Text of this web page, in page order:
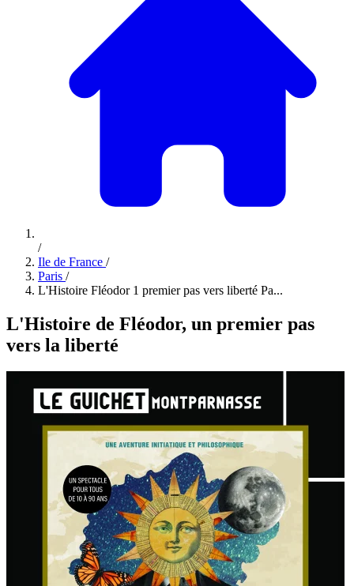
/
Ile de France /
Paris /
L'Histoire Fléodor 1 premier pas vers liberté Pa...
L'Histoire de Fléodor, un premier pas
vers la liberté